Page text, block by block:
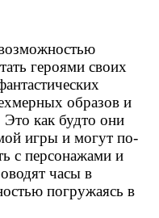
героями своих
образов и
Это как будто они
игры и могут по-
с персонажами и
часы в
погружаясь в